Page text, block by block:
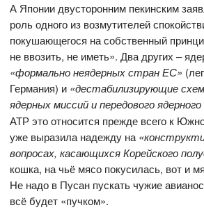
А Японии двусторонним пекинским
роль одного из возмутителей
покушающегося на собственный
не ввозить, не иметь». Два других –
«формально неядерных стран ЕС»
Германия) и «дестабилизирующие
ядерных миссий и передового
АТР это относится прежде всего к
уже выразила надежду на
вопросах, касающихся Корейского
кошка, на чьё мясо покусилась, вот и
Не надо в Пусан пускать чужие
всё будет «пучком».